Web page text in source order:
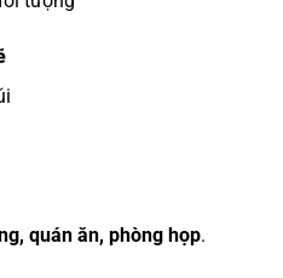
quán ăn, phòng họp.